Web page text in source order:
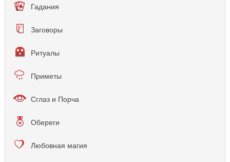
Гадания
Заговоры
Ритуалы
Приметы
Сглаз и Порча
Обереги
Любовная магия